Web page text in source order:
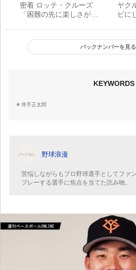
密着 ロッテ・クルーズ
「困難の先に楽しさがあ
ヤク
ビに
バックナンバーを見る
KEYWORDS
井手正太郎
野球浪漫
苦悩しながらもプロ野球選手としてファ
プレーする選手に焦点を当てた読み物。